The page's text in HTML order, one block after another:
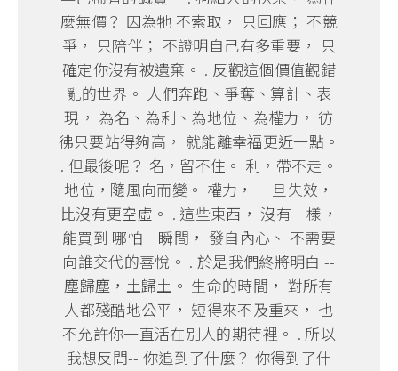
麼無價？ 因為牠 不索取， 只回應； 不競
爭， 只陪伴； 不證明自己有多重要， 只
確定你沒有被遺棄。 . 反觀這個價值觀錯
亂的世界。 人們奔跑、爭奪、算計、表
現， 為名、為利、為地位、為權力， 彷
彿只要站得夠高， 就能離幸福更近一點。
. 但最後呢？ 名，留不住。 利，帶不走。
地位，隨風向而變。 權力， 一旦失效，
比沒有更空虛。 . 這些東西， 沒有一樣，
能買到 哪怕一瞬間， 發自內心、 不需要
向誰交代的喜悅。 . 於是我們終將明白 --
塵歸塵，土歸土。 生命的時間， 對所有
人都殘酷地公平， 短得來不及重來， 也
不允許你一直活在別人的期待裡。 . 所以
我想反問-- 你追到了什麼？ 你得到了什